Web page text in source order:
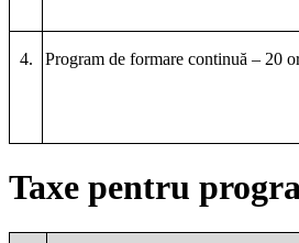
4. Program de formare continuă – 20
Taxe pentru